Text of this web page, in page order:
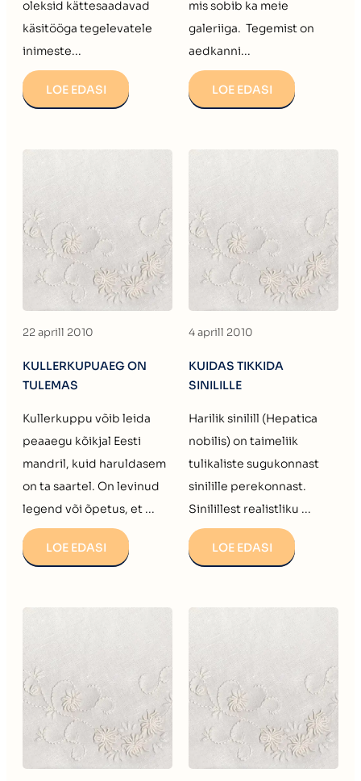
oleksid kättesaadavad
käsitööga tegelevatele
inimeste...
LOE EDASI
mis sobib ka meie
galeriiga. Tegemist on
aedkanni...
LOE EDASI
22 aprill 2010
KULLERKUPUAEG ON
TULEMAS
Kullerkuppu võib leida
peaaegu kõikjal Eesti
mandril, kuid haruldasem
on ta saartel. On levinud
legend või õpetus, et ...
LOE EDASI
4 aprill 2010
KUIDAS TIKKIDA
SINILILLE
Harilik sinilill (Hepatica
nobilis) on taimeliik
tulikaliste sugukonnast
sinilille perekonnast.
Sinilillest realistliku ...
LOE EDASI